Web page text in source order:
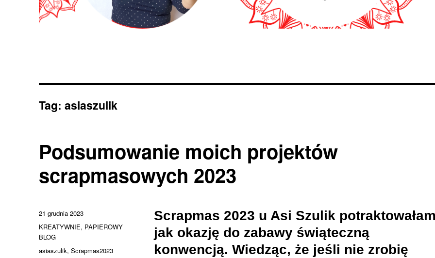
Tag:asiaszulik
Podsumowanie moich projektów
scrapmasowych 2023
Scrapmas 2023 u Asi Szulik
jak okazję do zabawy świąteczną
konwencją. Wiedząc, że jeśli nie zrobię
Data
publikacji
21 grudnia 2023
Kategorie
KREATYWNIE, PAPIEROWY
BLOG
Tagi
asiaszulik,Scrapmas2023